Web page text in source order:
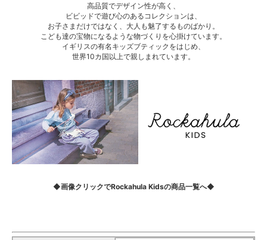
高品質でデザイン性が高く、
ビビッドで遊び心のあるコレクションは、
お子さまだけではなく、大人も魅了するものばかり。
こども達の宝物になるような物づくりを心掛けています。
イギリスの有名キッズブティックをはじめ、
世界10カ国以上で親しまれています。
◆画像クリックでRockahula Kidsの商品一覧へ◆